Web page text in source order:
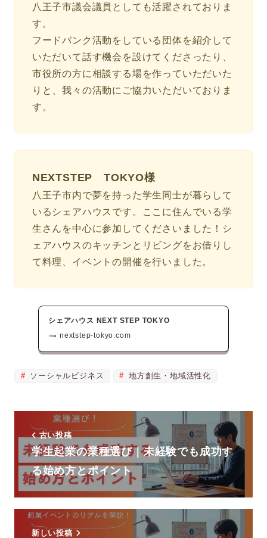
八王子市議会議員としても活躍されておりま
す。
フードバンク活動をしている団体を紹介して
いただいて話す機会を設けてくださったり、
市役所の方に相談する場を作っていただいた
りと、我々の活動にご協力いただいておりま
す。
NEXTSTEP TOKYO様
八王子市内で夢を持った学生同士が暮らして
いるシェアハウスです。ここに住んでいる学
生さんを中心に参加してくださいました！シ
ェアハウスのキッチンとリビングをお借りし
て料理、イベントの開催を行いました。
シェアハウス NEXT STEP TOKYO
nextstep-tokyo.com
ソーシャルビジネス 地方創生・地域活性化
古い投稿
学生起業の業種選び｜未経験でも成功す
る始め方とポイント
新しい投稿